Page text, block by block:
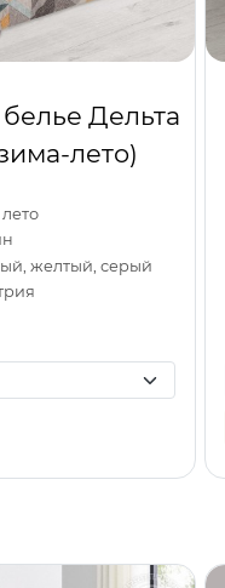
Дельта
лето)
желтый, серый